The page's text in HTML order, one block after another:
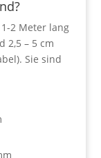
2 Meter lang
2,5 – 5 cm
Sie sind